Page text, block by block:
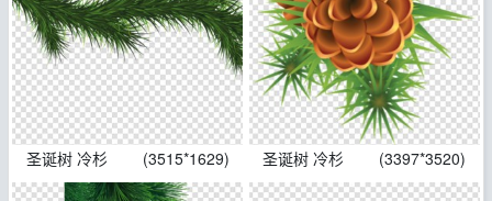
圣诞树 冷杉 (3515*1629) 圣诞树 冷杉 (3397*3520)